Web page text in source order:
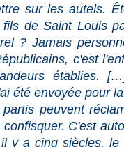
sur les autels.
de Saint Louis
? Jamais
c'est
établies.
été envoyée pour
peuvent
C'est
y a cinq siècles,